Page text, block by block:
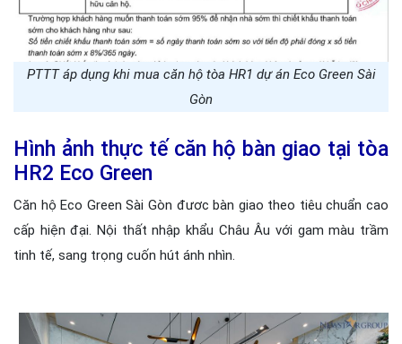
PTTT áp dụng khi mua căn hộ tòa HR1 dự án Eco Green Sài
Gòn
Hình ảnh thực tế căn hộ bàn giao tại tòa
HR2 Eco Green
Căn hộ Eco Green Sài Gòn đươc bàn giao theo tiêu chuẩn cao
cấp hiện đại. Nội thất nhập khẩu Châu Âu với gam màu trầm
tinh tế, sang trọng cuốn hút ánh nhìn.